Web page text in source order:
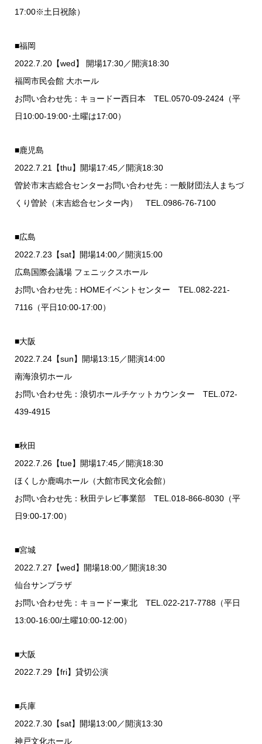
17:00※土日祝除）
■福岡
2022.7.20【wed】 開場17:30／開演18:30
福岡市民会館 大ホール
お問い合わせ先：キョードー西日本 TEL.0570-09-2424（平
日10:00-19:00･土曜は17:00）
■鹿児島
2022.7.21【thu】開場17:45／開演18:30
曽於市末吉総合センターお問い合わせ先：一般財団法人まちづ
くり曽於（末吉総合センター内） TEL.0986-76-7100
■広島
2022.7.23【sat】開場14:00／開演15:00
広島国際会議場 フェニックスホール
お問い合わせ先：HOMEイベントセンター TEL.082-221-
7116（平日10:00-17:00）
■大阪
2022.7.24【sun】開場13:15／開演14:00
南海浪切ホール
お問い合わせ先：浪切ホールチケットカウンター TEL.072-
439-4915
■秋田
2022.7.26【tue】開場17:45／開演18:30
ほくしか鹿鳴ホール（大館市民文化会館）
お問い合わせ先：秋田テレビ事業部 TEL.018-866-8030（平
日9:00-17:00）
■宮城
2022.7.27【wed】開場18:00／開演18:30
仙台サンプラザ
お問い合わせ先：キョードー東北 TEL.022-217-7788（平日
13:00-16:00/土曜10:00-12:00）
■大阪
2022.7.29【fri】貸切公演
■兵庫
2022.7.30【sat】開場13:00／開演13:30
神戸文化ホール